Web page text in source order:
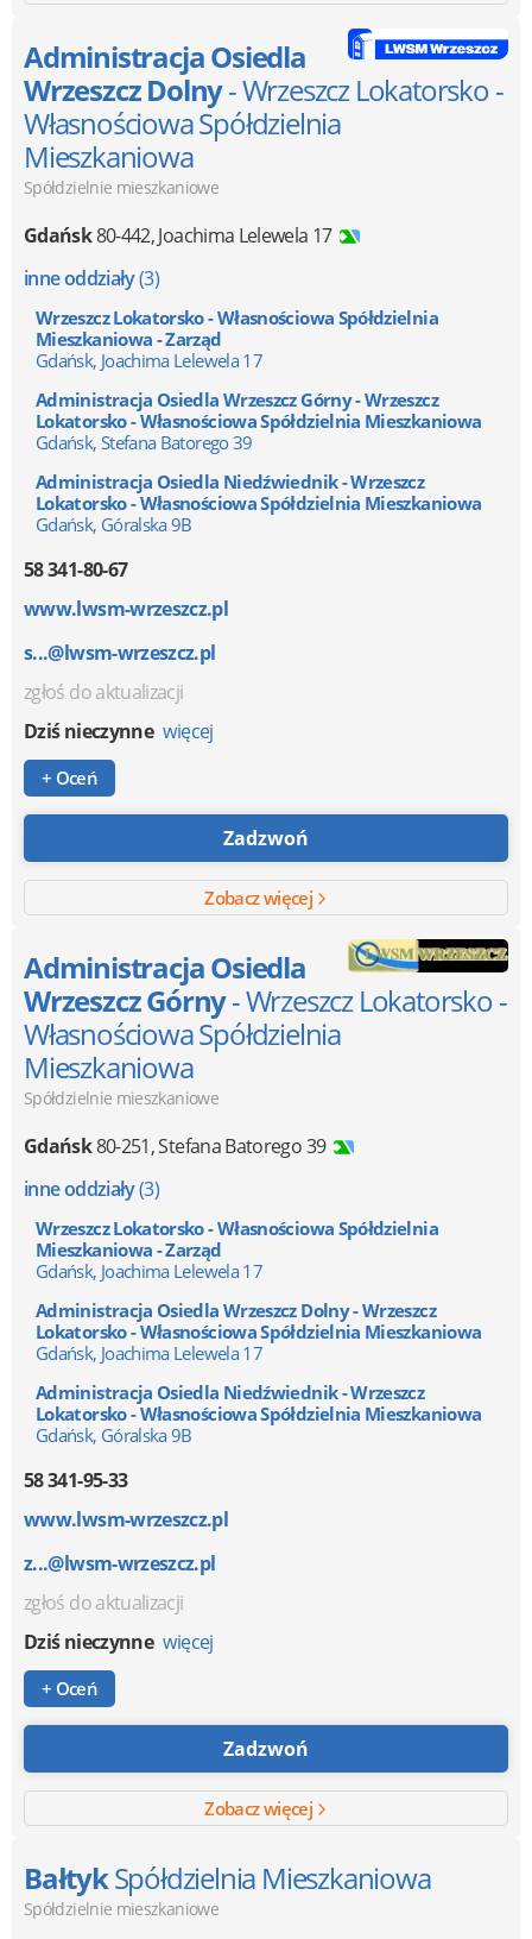
Administracja Osiedla
Wrzeszcz Dolny- Wrzeszcz Lokatorsko -
Własnościowa Spółdzielnia
Mieszkaniowa
Spółdzielnie mieszkaniowe
Gdańsk80-442,Joachima Lelewela 17
inne oddziały(3)
Wrzeszcz Lokatorsko - Własnościowa Spółdzielnia
Mieszkaniowa - Zarząd
Gdańsk, Joachima Lelewela 17
Administracja Osiedla Wrzeszcz Górny - Wrzeszcz
Lokatorsko - Własnościowa Spółdzielnia Mieszkaniowa
Gdańsk, Stefana Batorego 39
Administracja Osiedla Niedźwiednik - Wrzeszcz
Lokatorsko - Własnościowa Spółdzielnia Mieszkaniowa
Gdańsk, Góralska 9B
58 341-80-67
www.lwsm-wrzeszcz.pl
s...@lwsm-wrzeszcz.pl
zgłoś do aktualizacji
Dziś nieczynne więcej
+ Oceń
Zadzwoń
Zobacz więcej
Administracja Osiedla
Wrzeszcz Górny- Wrzeszcz Lokatorsko -
Własnościowa Spółdzielnia
Mieszkaniowa
Spółdzielnie mieszkaniowe
Gdańsk80-251,Stefana Batorego 39
inne oddziały(3)
Wrzeszcz Lokatorsko - Własnościowa Spółdzielnia
Mieszkaniowa - Zarząd
Gdańsk, Joachima Lelewela 17
Administracja Osiedla Wrzeszcz Dolny - Wrzeszcz
Lokatorsko - Własnościowa Spółdzielnia Mieszkaniowa
Gdańsk, Joachima Lelewela 17
Administracja Osiedla Niedźwiednik - Wrzeszcz
Lokatorsko - Własnościowa Spółdzielnia Mieszkaniowa
Gdańsk, Góralska 9B
58 341-95-33
www.lwsm-wrzeszcz.pl
z...@lwsm-wrzeszcz.pl
zgłoś do aktualizacji
Dziś nieczynne więcej
+ Oceń
Zadzwoń
Zobacz więcej
BałtykSpółdzielnia Mieszkaniowa
Spółdzielnie mieszkaniowe